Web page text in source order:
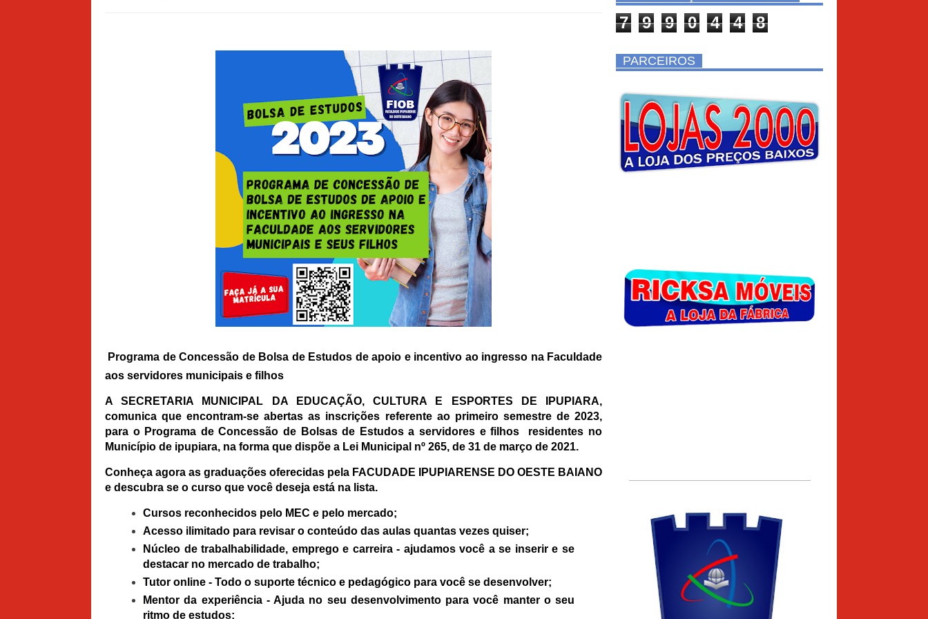
Programa de Concessão de Bolsa de Estudos de apoio e incentivo ao ingresso na Faculdade
aos servidores municipais e filhos
A SECRETARIA MUNICIPAL DA EDUCAÇÃO, CULTURA E ESPORTES DE IPUPIARA,
comunica que encontram-se abertas as inscrições referente ao primeiro semestre de 2023,
para o Programa de Concessão de Bolsas de Estudos a servidores e filhos residentes no
Município de ipupiara, na forma que dispõe a Lei Municipal nº 265, de 31 de março de 2021.
Conheça agora as graduações oferecidas pela FACUDADE IPUPIARENSE DO OESTE BAIANO
e descubra se o curso que você deseja está na lista.
Cursos reconhecidos pelo MEC e pelo mercado;
Acesso ilimitado para revisar o conteúdo das aulas quantas vezes quiser;
Núcleo de trabalhabilidade, emprego e carreira - ajudamos você a se inserir e se
destacar no mercado de trabalho;
Tutor online - Todo o suporte técnico e pedagógico para você se desenvolver;
Mentor da experiência - Ajuda no seu desenvolvimento para você manter o seu
ritmo de estudos;
7 9 9 0 4 4 8
PARCEIROS